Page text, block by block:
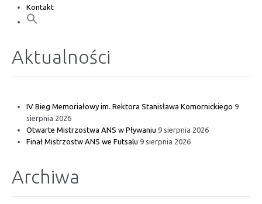
Kontakt
Aktualności
IV Bieg Memoriałowy im. Rektora Stanisława Komornickiego 9
sierpnia 2026
Otwarte Mistrzostwa ANS w Pływaniu 9 sierpnia 2026
Finał Mistrzostw ANS we Futsalu 9 sierpnia 2026
Archiwa